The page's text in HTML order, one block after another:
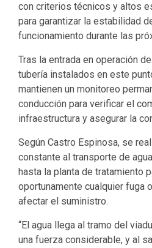
con criterios técnicos y altos
para garantizar la estabilidad
funcionamiento durante las
Tras la entrada en operación
tubería instalados en este
mantienen un monitoreo
conducción para verificar el
infraestructura y asegurar la
Según Castro Espinosa, se
constante al transporte de
hasta la planta de tratamiento
oportunamente cualquier fuga
afectar el suministro.
“El agua llega al tramo del
una fuerza considerable, y al